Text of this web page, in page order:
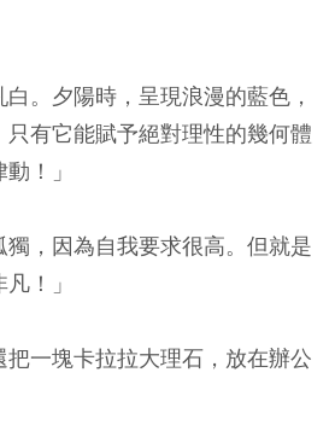
白。夕陽時，呈現浪漫的藍色，
有它能賦予絕對理性的幾何體
！」
獨，因為自我要求很高。但就是
！」
一塊卡拉拉大理石，放在辦公